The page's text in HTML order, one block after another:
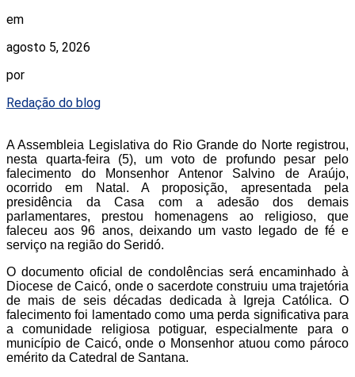
em
agosto 5, 2026
por
Redação do blog
A Assembleia Legislativa do Rio Grande do Norte registrou,
nesta quarta-feira (5), um voto de profundo pesar pelo
falecimento do Monsenhor Antenor Salvino de Araújo,
ocorrido em Natal. A proposição, apresentada pela
presidência da Casa com a adesão dos demais
parlamentares, prestou homenagens ao religioso, que
faleceu aos 96 anos, deixando um vasto legado de fé e
serviço na região do Seridó.
O documento oficial de condolências será encaminhado à
Diocese de Caicó, onde o sacerdote construiu uma trajetória
de mais de seis décadas dedicada à Igreja Católica. O
falecimento foi lamentado como uma perda significativa para
a comunidade religiosa potiguar, especialmente para o
município de Caicó, onde o Monsenhor atuou como pároco
emérito da Catedral de Santana.